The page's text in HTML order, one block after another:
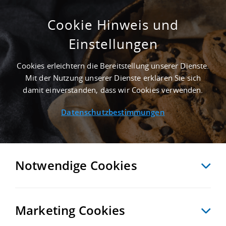
6.500 M² LAGERFLÄCHE IN ZOSSEN NAHE
FLUGHAFEN BERLIN-SCHÖNEFELD -
LANDKREIS TELTOW-FLÄMING
Startseite/ Immobiliensuche/ Detailansicht
ZURÜCK MERKEN VERGLEICHEN EXPORT PDF
Cookie Hinweis und
Einstellungen
Cookies erleichtern die Bereitstellung unserer Dienste.
Mit der Nutzung unserer Dienste erklären Sie sich
damit einverstanden, dass wir Cookies verwenden.
Datenschutzbestimmungen
Notwendige Cookies
Marketing Cookies